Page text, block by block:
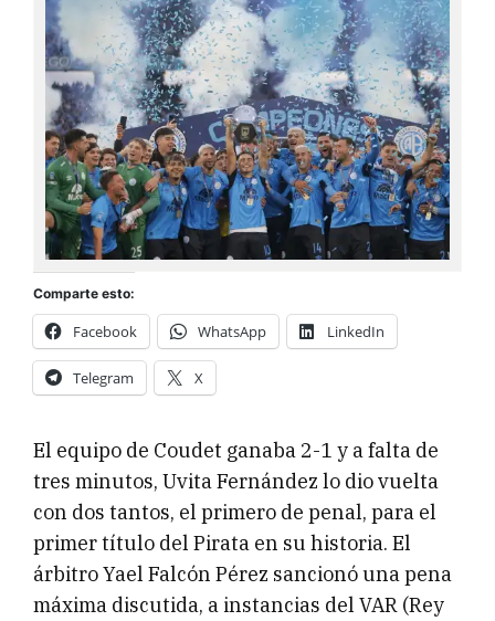
Comparte esto:
Facebook WhatsApp LinkedIn
Telegram X
El equipo de Coudet ganaba 2-1 y a falta de
tres minutos, Uvita Fernández lo dio vuelta
con dos tantos, el primero de penal, para el
primer título del Pirata en su historia. El
árbitro Yael Falcón Pérez sancionó una pena
máxima discutida, a instancias del VAR (Rey